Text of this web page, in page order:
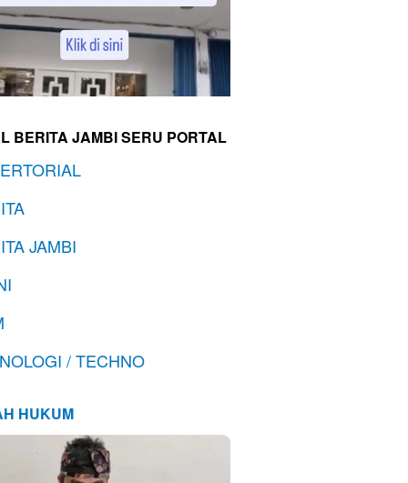
BERITA JAMBI SERU PORTAL
JAMBI
/ TECHNO
HUKUM